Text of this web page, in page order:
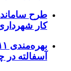
طرح
کار
آسفالته در